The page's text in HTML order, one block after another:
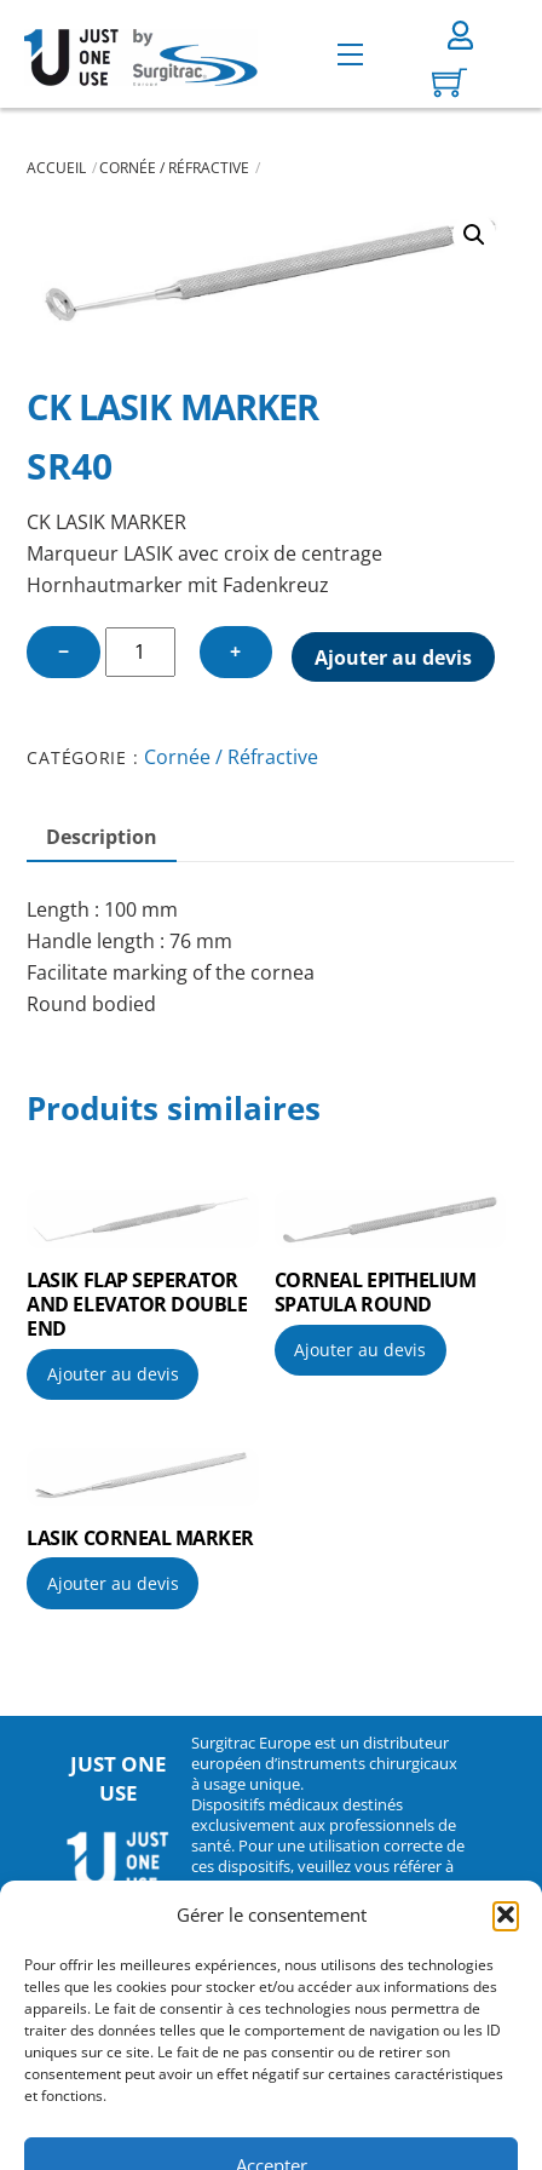
Gérer le consentement
Pour offrir les meilleures expériences, nous utilisons des technologies
telles que les cookies pour stocker et/ou accéder aux informations des
appareils. Le fait de consentir à ces technologies nous permettra de
traiter des données telles que le comportement de navigation ou les ID
uniques sur ce site. Le fait de ne pas consentir ou de retirer son
consentement peut avoir un effet négatif sur certaines caractéristiques
et fonctions.
Accepter
content
Menu
ACCUEIL CORNÉE / RÉFRACTIVE
CK LASIK MARKER
SR40
CK LASIK MARKER
Marqueur LASIK avec croix de centrage
Hornhautmarker mit Fadenkreuz
−
quantité
de
MARKER
+ Ajouter au devis
CATÉGORIE : Cornée / Réfractive
Description
Length : 100 mm
Handle length : 76 mm
Facilitate marking of the cornea
Round bodied
Produits similaires
LASIK FLAP SEPERATOR
AND ELEVATOR DOUBLE
END
Ajouter au devis
CORNEAL EPITHELIUM
SPATULA ROUND
Ajouter au devis
LASIK CORNEAL MARKER
Ajouter au devis
JUST ONE
USE
Surgitrac Europe est un distributeur
européen d’instruments chirurgicaux
à usage unique.
Dispositifs médicaux destinés
exclusivement aux professionnels de
santé. Pour une utilisation correcte de
ces dispositifs, veuillez vous référer à
leur notice d’utilisation.
CONTACT
2 rue Hélène Boucher – 35235 Thorigné-Fouillard
Tel : 33 (0)2.30.07.01.07
Fax : 33 (0)2.30.07.01.08